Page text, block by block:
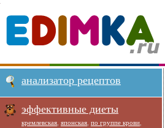
анализатор рецептов
эффективные диеты
кремлевская японская по группе крови